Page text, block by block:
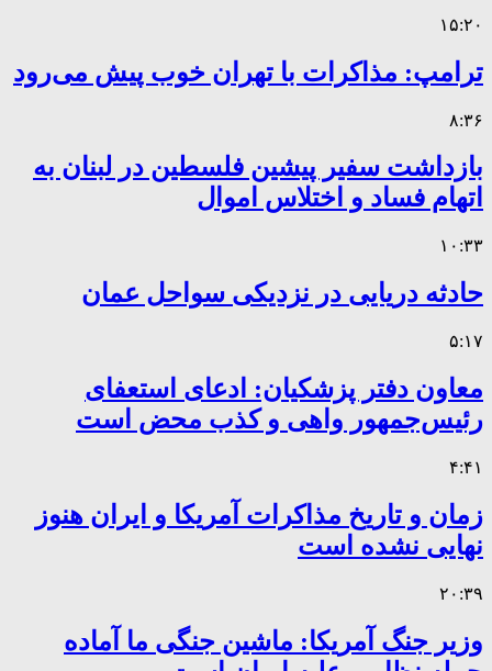
۱۵:۲۰
ترامپ: مذاکرات با تهران خوب پیش می‌رود
۸:۳۶
بازداشت سفیر پیشین فلسطین در لبنان به
اتهام فساد و اختلاس اموال
۱۰:۳۳
حادثه دریایی در نزدیکی سواحل عمان
۵:۱۷
معاون دفتر پزشکیان: ادعای استعفای
رئیس‌جمهور واهی و کذب محض است
۴:۴۱
زمان و تاریخ مذاکرات آمریکا و ایران هنوز
نهایی نشده است
۲۰:۳۹
وزیر جنگ آمریکا: ماشین جنگی ما آماده